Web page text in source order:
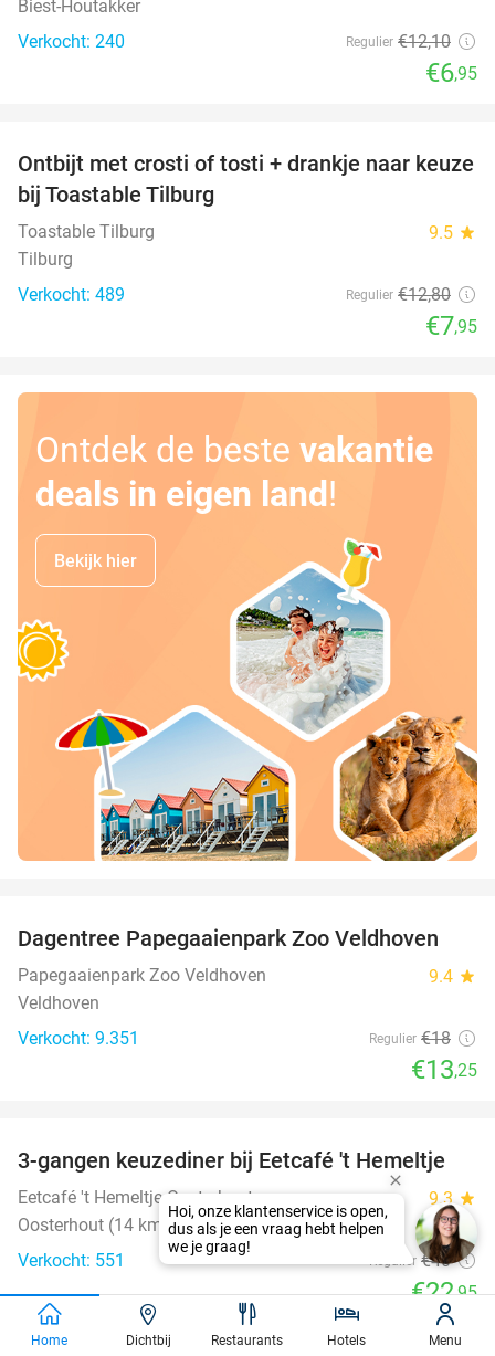
Biest-Houtakker
Verkocht: 240
Regulier €12,10
€6,95
38%
Ontbijt met crosti of tosti + drankje naar keuze
bij Toastable Tilburg
Toastable Tilburg 9.5 star
Tilburg
Verkocht: 489
Regulier €12,80
€7,95
Ontdek de beste vakantie
deals in eigen land!
Bekijk hier
26%
Dagentree Papegaaienpark Zoo Veldhoven
Papegaaienpark Zoo Veldhoven 9.4 star
Veldhoven
Verkocht: 9.351
Regulier €18
€13,25
43%
3-gangen keuzediner bij Eetcafé 't Hemeltje
Eetcafé 't Hemeltje Oosterhout 9.3 star
Oosterhout (14 km)
Verkocht: 551
Regulier €40
€22,95
favorite_border
Home Dichtbij Restaurants Hotels Menu